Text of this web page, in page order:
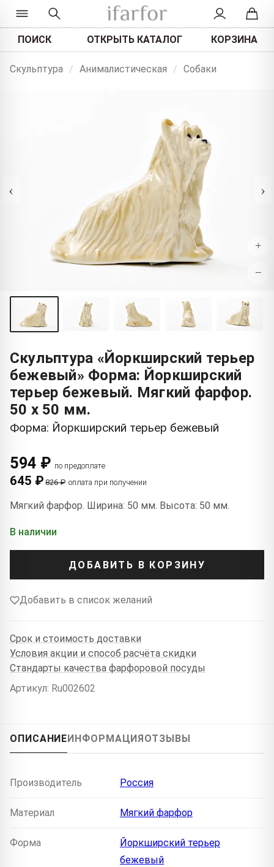
ПОИСК ОТКРЫТЬ КАТАЛОГ КОРЗИНА
Скульптура / Анималистическая / Собаки
‹ ›
+
−
Скульптура «Йоркширский терьер
бежевый» Форма: Йоркширский
терьер бежевый. Мягкий фарфор.
50 x 50 мм.
Форма: Йоркширский терьер бежевый
594 ₽ по предоплате
645 ₽ 826 ₽ оплата при получении
Мягкий фарфор. Ширина: 50 мм. Высота: 50 мм.
В наличии
ДОБАВИТЬ В КОРЗИНУ
Добавить в список желаний
Срок и стоимость доставки
Условия акции и способ расчёта скидки
Стандарты качества фарфоровой посуды
Артикул: Ru002602
ОПИСАНИЕ ИНФОРМАЦИЯ ОТЗЫВЫ
Производитель Россия
Материал Мягкий фарфор
Форма
Йоркширский терьер
бежевый